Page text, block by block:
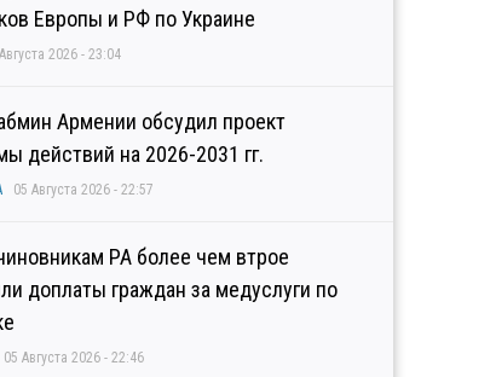
Европы и РФ по Украине
2026 - 23:04
Армении обсудил проект
действий на 2026-2031 гг.
05 Августа 2026 - 22:57
РА более чем втрое
доплаты граждан за медуслуги по
05 Августа 2026 - 22:46